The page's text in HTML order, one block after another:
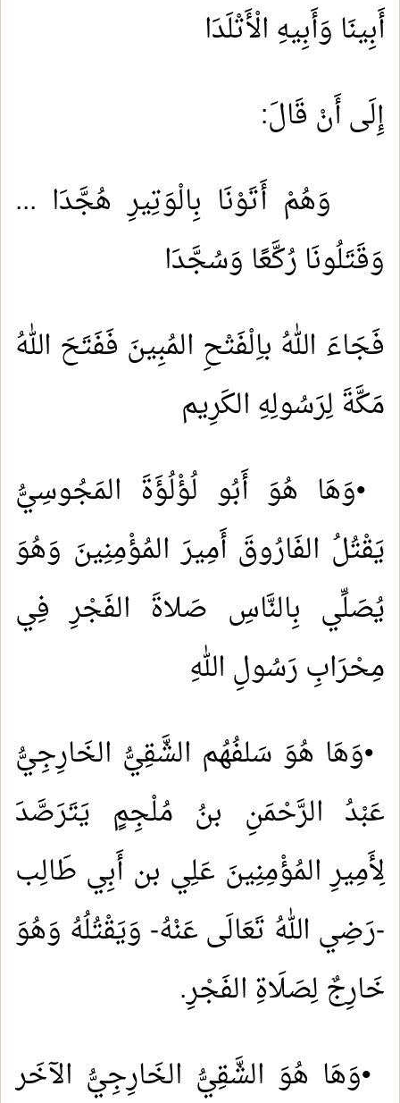
أَبِينَا وَأَبِيهِ الْأَتْلَدَا
إِلَى أَنْ قَالَ:
وَهُمْ أَتَوْنَا بِالْوَتِيرِ هُجَّدَا ...
وَقَتَلُونَا رُكَّعًا وَسُجَّدَا
فَجَاءَ اللهُ باِلْفَتْحِ المُبِينَ فَفَتَحَ اللهُ
مَكَّةَ لِرَسُولِهِ الكَرِيم
•وَهَا هُوَ أَبُو لُؤْلُؤَةَ المَجُوسِيُّ
يَقْتُلُ الفَارُوقَ أَمِيرَ المُؤْمِنِينَ وَهُوَ
يُصَلِّي بِالنَّاسِ صَلاةَ الفَجْرِ فِي
مِحْرَابِ رَسُولِ اللهِ
•وَهَا هُوَ سَلفُهُم الشَّقِيُّ الخَارِجِيُّ
عَبْدُ الرَّحْمَنِ بنُ مُلْجِمٍ يَتَرَصَّدَ
لِأَمِيرِ المُؤْمِنِينَ عَلِي بن أَبِي طَالِب
-رَضِي اللهُ تَعَالَى عَنْهُ- وَيَقْتُلُهُ وَهُوَ
خَارِجٌ لِصَلَاةِ الفَجْرِ.
•وَهَا هُوَ الشَّقِيُّ الخَارِجِيُّ الآخَر